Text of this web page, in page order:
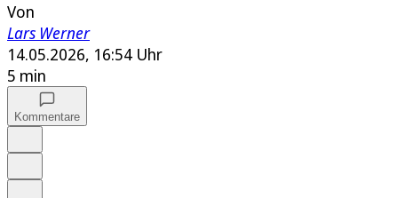
Von
Lars Werner
14.05.2026, 16:54 Uhr
5 min
Kommentare